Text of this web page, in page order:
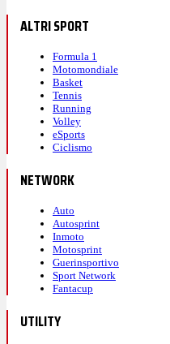
ALTRI SPORT
Formula 1
Motomondiale
Basket
Tennis
Running
Volley
eSports
Ciclismo
NETWORK
Auto
Autosprint
Inmoto
Motosprint
Guerinsportivo
Sport Network
Fantacup
UTILITY